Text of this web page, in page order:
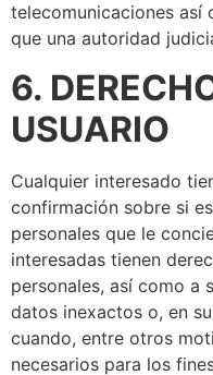
telecomunicaciones así
que una autoridad
6.
USUARIO
Cualquier interesado
confirmación sobre si
personales que le
interesadas tienen
personales, así como
datos inexactos o, en
cuando, entre otros
necesarios para los